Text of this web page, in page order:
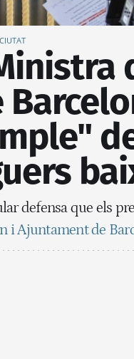
defensa que els
i Ajuntament de